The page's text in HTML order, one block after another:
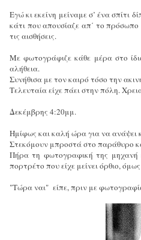
Εγώ κι εκείνη μείναμε σ’ ένα
κάτι που απουσίαζε απ΄ το
τις αισθήσεις.
Με φωτογράφιζε κάθε μέρα στο
αλήθεια.
Συνήθισα με τον καιρό τόσο την
Τελευταία είχε πάει στην πόλη.
Δεκέμβρης 4:20μμ.
Ημίφως και καλή ώρα για να ανάψει
Στεκόμουν μπροστά στο παράθυρο
Πήρα τη φωτογραφική της
πορτρέτο που είχε μείνει όρθιο,
"Τώρα ναι" είπε, πριν με